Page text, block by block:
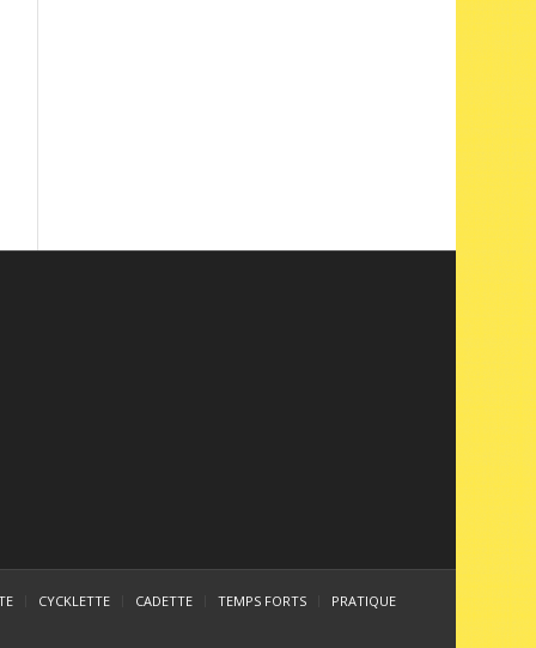
CYCKLETTE CADETTE TEMPS FORTS PRATIQUE